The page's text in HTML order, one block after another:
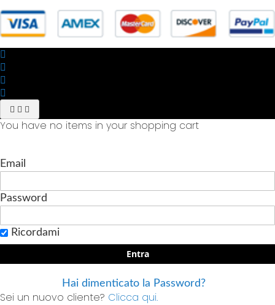
You have no items in your shopping cart
Email
Password
Ricordami
Entra
Hai dimenticato la Password?
Sei un nuovo cliente? Clicca qui.